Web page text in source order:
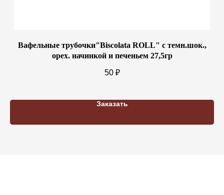
Вафельные трубочки"Biscolata ROLL" с темн.шок.,
орех. начинкой и печеньем 27,5гр
50 ₽
Заказать